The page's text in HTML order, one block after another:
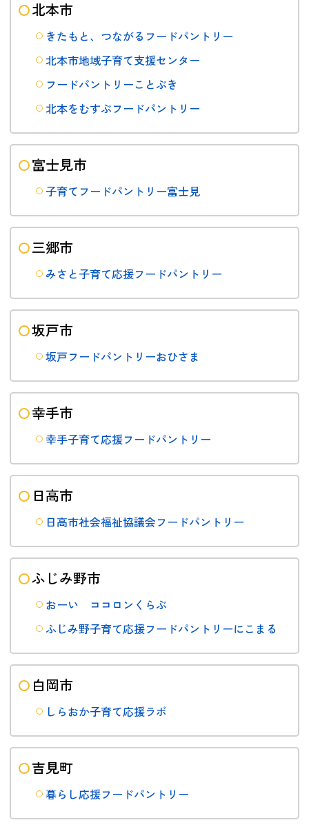
北本市
きたもと、つながるフードパントリー
北本市地域子育て支援センター
フードパントリーことぶき
北本をむすぶフードパントリー
富士見市
子育てフードパントリー富士見
三郷市
みさと子育て応援フードパントリー
坂戸市
坂戸フードパントリーおひさま
幸手市
幸手子育て応援フードパントリー
日高市
日高市社会福祉協議会フードパントリー
ふじみ野市
おーい ココロンくらぶ
ふじみ野子育て応援フードパントリーにこまる
白岡市
しらおか子育て応援ラボ
吉見町
暮らし応援フードパントリー